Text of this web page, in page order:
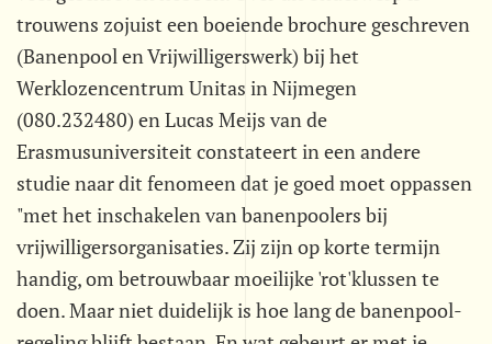
trouwens zojuist een boeiende brochure geschreven
(Banenpool en Vrijwilligerswerk) bij het
Werklozencentrum Unitas in Nijmegen
(080.232480) en Lucas Meijs van de
Erasmusuniversiteit constateert in een andere
studie naar dit fenomeen dat je goed moet oppassen
"met het inschakelen van banenpoolers bij
vrijwilligersorganisaties. Zij zijn op korte termijn
handig, om betrouwbaar moeilijke 'rot'klussen te
doen. Maar niet duidelijk is hoe lang de banenpool-